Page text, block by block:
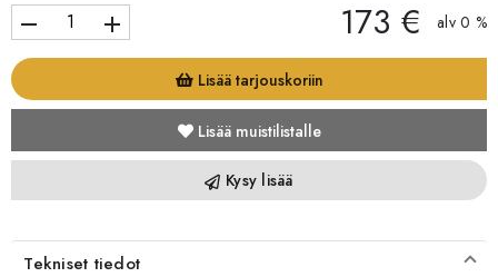
remove add 173 € alv 0 %
Lisää tarjouskoriin
Lisää muistilistalle
Kysy lisää
Tekniset tiedot